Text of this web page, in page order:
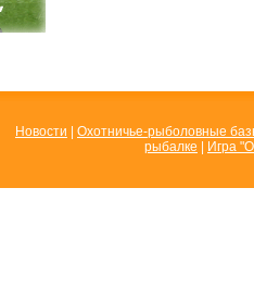
Новости
Охотничье-рыболовные
рыбалке
Игра